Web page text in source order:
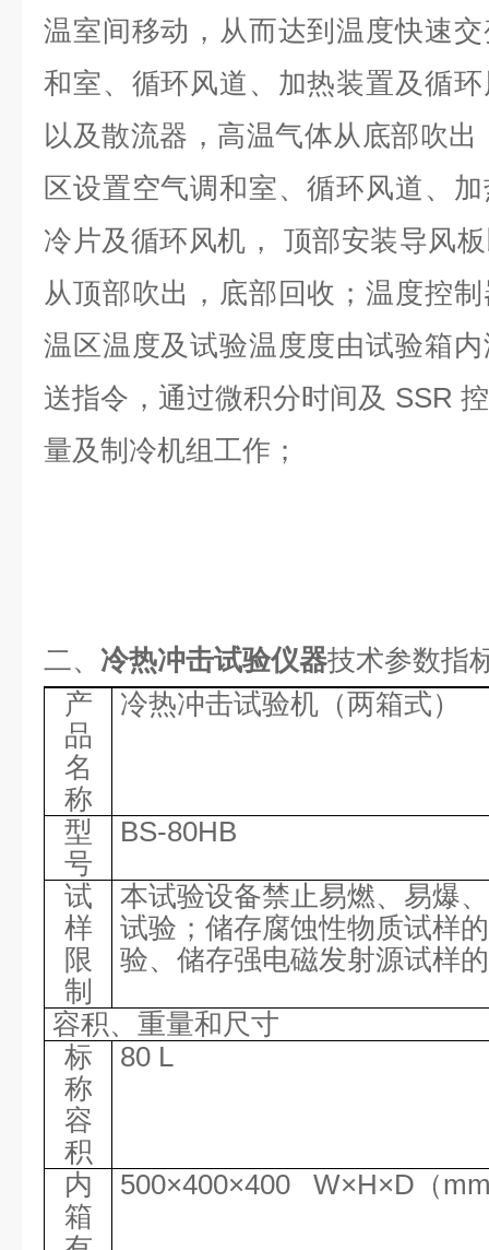
温室间移动，从而达到温度快速
和室、循环风道、加热装置及循
以及散流器，高温气体从底部吹
区设置空气调和室、循环风道、
冷片及循环风机， 顶部安装导风
从顶部吹出，底部回收；温度控
温区温度及试验温度度由试验箱
送指令，通过微积分时间及 SSR
量及制冷机组工作；
二、 冷热冲击试验仪器技术参数指
产
品
名
称
冷热冲击试验机（两箱式）
型
号
BS-80HB
试
样
限
制
本试验设备禁止易燃、易爆
试验；储存腐蚀性物质试样
验、储存强电磁发射源试样
容积、重量和尺寸
标
称
容
积
80 L
内
箱
500×400×400 W×H×D（